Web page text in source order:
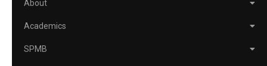
About
Academics
SPMB